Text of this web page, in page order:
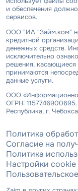
и обеспечения
сервисов.
ООО "ИА "Займ.ком"
кредитной
денежных средств.
исключительно
решения, касающиеся
принимаются
данные услуги.
ООО
ОГРН:
Республика, г.
Политика
Согласие на
Политика
Настройки cookie